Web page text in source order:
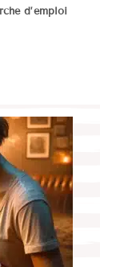
d’emploi